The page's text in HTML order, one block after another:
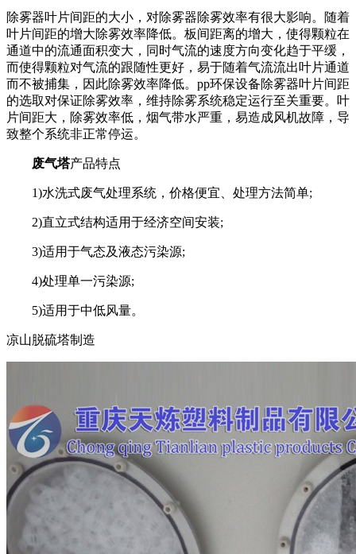
除雾器叶片间距的大小，对除雾器除雾效率有很大影响。随着
叶片间距的增大除雾效率降低。板间距离的增大，使得颗粒在
通道中的流通面积变大，同时气流的速度方向变化趋于平缓，
而使得颗粒对气流的跟随性更好，易于随着气流流出叶片通道
而不被捕集，因此除雾效率降低。pp环保设备除雾器叶片间距
的选取对保证除雾效率，维持除雾系统稳定运行至关重要。叶
片间距大，除雾效率低，烟气带水严重，易造成风机故障，导
致整个系统非正常停运。
废气塔产品特点
1)水洗式废气处理系统，价格便宜、处理方法简单;
2)直立式结构适用于经济空间安装;
3)适用于气态及液态污染源;
4)处理单一污染源;
5)适用于中低风量。
凉山脱硫塔制造